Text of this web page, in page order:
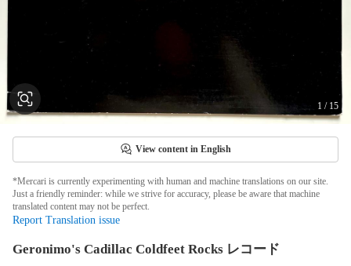
1 / 15
View content in English
*Mercari is currently experimenting with human and machine translations on our site.
Just a friendly reminder: while we strive for accuracy, please be aware that machine
translated content may not be perfect.
Report Translation issue
Geronimo's Cadillac Coldfeet Rocks レコード